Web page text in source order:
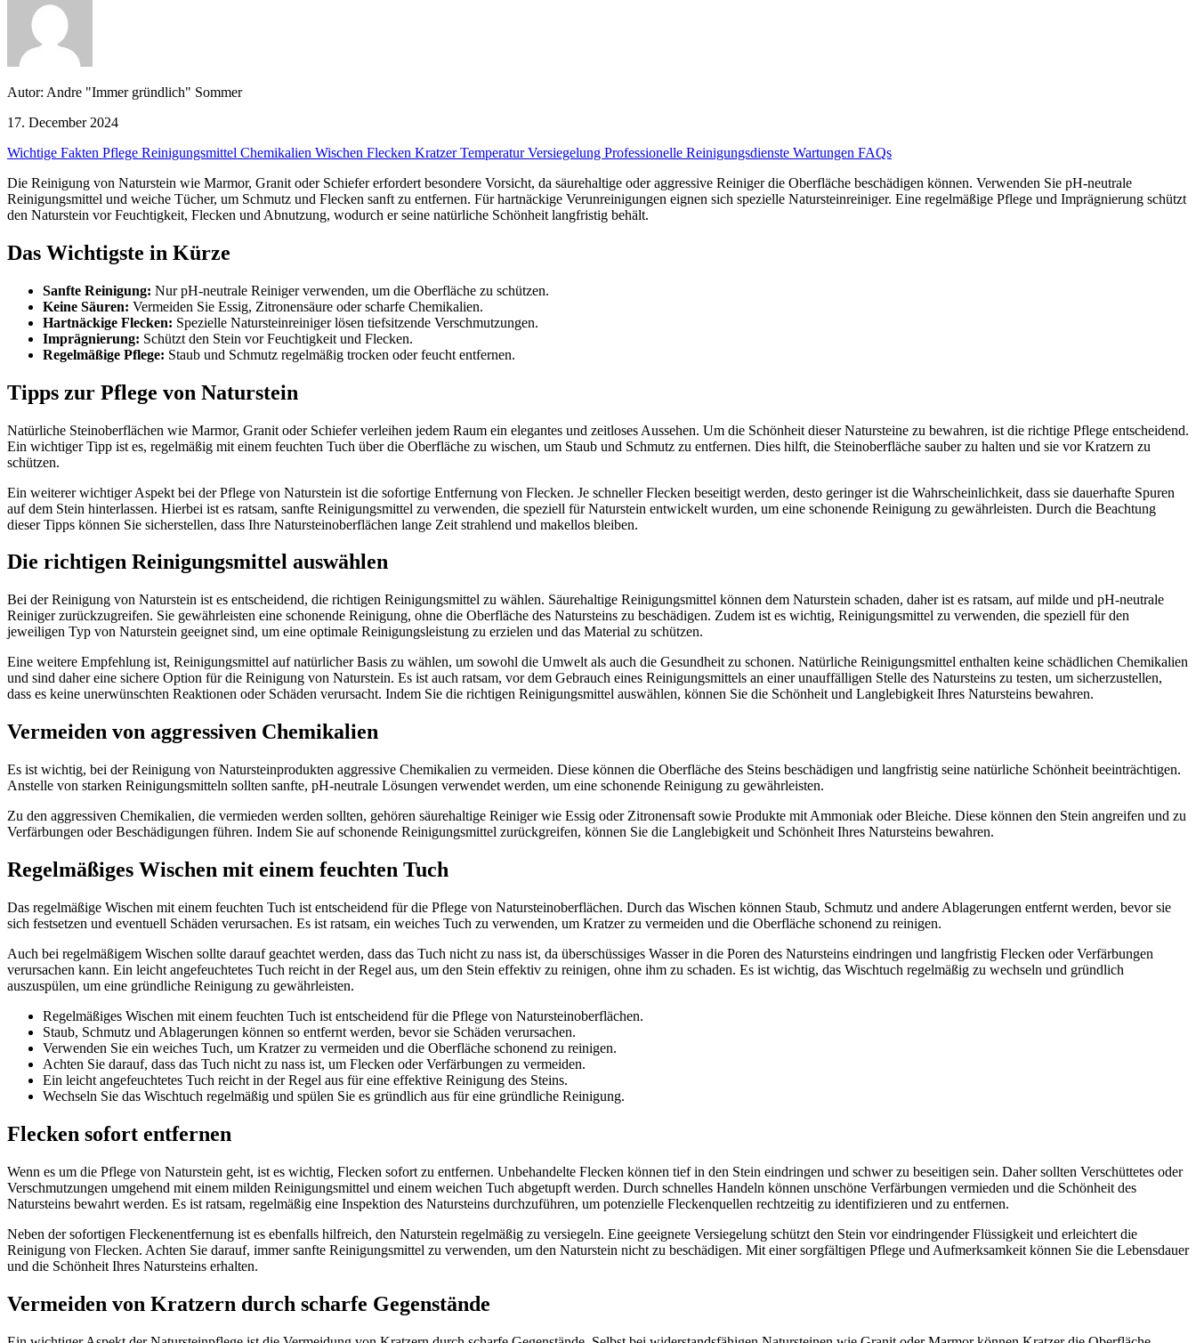
Autor: Andre "Immer gründlich" Sommer
17. December 2024
Wichtige Fakten Pflege Reinigungsmittel Chemikalien Wischen Flecken KratzerTemperaturVersiegelung Professionelle Reinigungsdienste Wartungen FAQs
Die Reinigung von Naturstein wie Marmor, Granit oder Schiefer erfordert besondere Vorsicht, da säurehaltige oder aggressive Reiniger die Oberfläche beschädigen können. Verwenden Sie pH-neutrale
Reinigungsmittel und weiche Tücher, um Schmutz und Flecken sanft zu entfernen. Für hartnäckige Verunreinigungen eignen sich spezielle Natursteinreiniger. Eine regelmäßige Pflege und Imprägnierung schützt
den Naturstein vor Feuchtigkeit, Flecken und Abnutzung, wodurch er seine natürliche Schönheit langfristig behält.
Das Wichtigste in Kürze
Sanfte Reinigung: Nur pH-neutrale Reiniger verwenden, um die Oberfläche zu schützen.
Keine Säuren: Vermeiden Sie Essig, Zitronensäure oder scharfe Chemikalien.
Hartnäckige Flecken: Spezielle Natursteinreiniger lösen tiefsitzende Verschmutzungen.
Imprägnierung: Schützt den Stein vor Feuchtigkeit und Flecken.
Regelmäßige Pflege: Staub und Schmutz regelmäßig trocken oder feucht entfernen.
Tipps zur Pflege von Naturstein
Natürliche Steinoberflächen wie Marmor, Granit oder Schiefer verleihen jedem Raum ein elegantes und zeitloses Aussehen. Um die Schönheit dieser Natursteine zu bewahren, ist die richtige Pflege entscheidend.
Ein wichtiger Tipp ist es, regelmäßig mit einem feuchten Tuch über die Oberfläche zu wischen, um Staub und Schmutz zu entfernen. Dies hilft, die Steinoberfläche sauber zu halten und sie vor Kratzern zu
schützen.
Ein weiterer wichtiger Aspekt bei der Pflege von Naturstein ist die sofortige Entfernung von Flecken. Je schneller Flecken beseitigt werden, desto geringer ist die Wahrscheinlichkeit, dass sie dauerhafte Spuren
auf dem Stein hinterlassen. Hierbei ist es ratsam, sanfte Reinigungsmittel zu verwenden, die speziell für Naturstein entwickelt wurden, um eine schonende Reinigung zu gewährleisten. Durch die Beachtung
dieser Tipps können Sie sicherstellen, dass Ihre Natursteinoberflächen lange Zeit strahlend und makellos bleiben.
Die richtigen Reinigungsmittel auswählen
Bei der Reinigung von Naturstein ist es entscheidend, die richtigen Reinigungsmittel zu wählen. Säurehaltige Reinigungsmittel können dem Naturstein schaden, daher ist es ratsam, auf milde und pH-neutrale
Reiniger zurückzugreifen. Sie gewährleisten eine schonende Reinigung, ohne die Oberfläche des Natursteins zu beschädigen. Zudem ist es wichtig, Reinigungsmittel zu verwenden, die speziell für den
jeweiligen Typ von Naturstein geeignet sind, um eine optimale Reinigungsleistung zu erzielen und das Material zu schützen.
Eine weitere Empfehlung ist, Reinigungsmittel auf natürlicher Basis zu wählen, um sowohl die Umwelt als auch die Gesundheit zu schonen. Natürliche Reinigungsmittel enthalten keine schädlichen Chemikalien
und sind daher eine sichere Option für die Reinigung von Naturstein. Es ist auch ratsam, vor dem Gebrauch eines Reinigungsmittels an einer unauffälligen Stelle des Natursteins zu testen, um sicherzustellen,
dass es keine unerwünschten Reaktionen oder Schäden verursacht. Indem Sie die richtigen Reinigungsmittel auswählen, können Sie die Schönheit und Langlebigkeit Ihres Natursteins bewahren.
Vermeiden von aggressiven Chemikalien
Es ist wichtig, bei der Reinigung von Natursteinprodukten aggressive Chemikalien zu vermeiden. Diese können die Oberfläche des Steins beschädigen und langfristig seine natürliche Schönheit beeinträchtigen.
Anstelle von starken Reinigungsmitteln sollten sanfte, pH-neutrale Lösungen verwendet werden, um eine schonende Reinigung zu gewährleisten.
Zu den aggressiven Chemikalien, die vermieden werden sollten, gehören säurehaltige Reiniger wie Essig oder Zitronensaft sowie Produkte mit Ammoniak oder Bleiche. Diese können den Stein angreifen und zu
Verfärbungen oder Beschädigungen führen. Indem Sie auf schonende Reinigungsmittel zurückgreifen, können Sie die Langlebigkeit und Schönheit Ihres Natursteins bewahren.
Regelmäßiges Wischen mit einem feuchten Tuch
Das regelmäßige Wischen mit einem feuchten Tuch ist entscheidend für die Pflege von Natursteinoberflächen. Durch das Wischen können Staub, Schmutz und andere Ablagerungen entfernt werden, bevor sie
sich festsetzen und eventuell Schäden verursachen. Es ist ratsam, ein weiches Tuch zu verwenden, um Kratzer zu vermeiden und die Oberfläche schonend zu reinigen.
Auch bei regelmäßigem Wischen sollte darauf geachtet werden, dass das Tuch nicht zu nass ist, da überschüssiges Wasser in die Poren des Natursteins eindringen und langfristig Flecken oder Verfärbungen
verursachen kann. Ein leicht angefeuchtetes Tuch reicht in der Regel aus, um den Stein effektiv zu reinigen, ohne ihm zu schaden. Es ist wichtig, das Wischtuch regelmäßig zu wechseln und gründlich
auszuspülen, um eine gründliche Reinigung zu gewährleisten.
Regelmäßiges Wischen mit einem feuchten Tuch ist entscheidend für die Pflege von Natursteinoberflächen.
Staub, Schmutz und Ablagerungen können so entfernt werden, bevor sie Schäden verursachen.
Verwenden Sie ein weiches Tuch, um Kratzer zu vermeiden und die Oberfläche schonend zu reinigen.
Achten Sie darauf, dass das Tuch nicht zu nass ist, um Flecken oder Verfärbungen zu vermeiden.
Ein leicht angefeuchtetes Tuch reicht in der Regel aus für eine effektive Reinigung des Steins.
Wechseln Sie das Wischtuch regelmäßig und spülen Sie es gründlich aus für eine gründliche Reinigung.
Flecken sofort entfernen
Wenn es um die Pflege von Naturstein geht, ist es wichtig, Flecken sofort zu entfernen. Unbehandelte Flecken können tief in den Stein eindringen und schwer zu beseitigen sein. Daher sollten Verschüttetes oder
Verschmutzungen umgehend mit einem milden Reinigungsmittel und einem weichen Tuch abgetupft werden. Durch schnelles Handeln können unschöne Verfärbungen vermieden und die Schönheit des
Natursteins bewahrt werden. Es ist ratsam, regelmäßig eine Inspektion des Natursteins durchzuführen, um potenzielle Fleckenquellen rechtzeitig zu identifizieren und zu entfernen.
Neben der sofortigen Fleckenentfernung ist es ebenfalls hilfreich, den Naturstein regelmäßig zu versiegeln. Eine geeignete Versiegelung schützt den Stein vor eindringender Flüssigkeit und erleichtert die
Reinigung von Flecken. Achten Sie darauf, immer sanfte Reinigungsmittel zu verwenden, um den Naturstein nicht zu beschädigen. Mit einer sorgfältigen Pflege und Aufmerksamkeit können Sie die Lebensdauer
und die Schönheit Ihres Natursteins erhalten.
Vermeiden von Kratzern durch scharfe Gegenstände